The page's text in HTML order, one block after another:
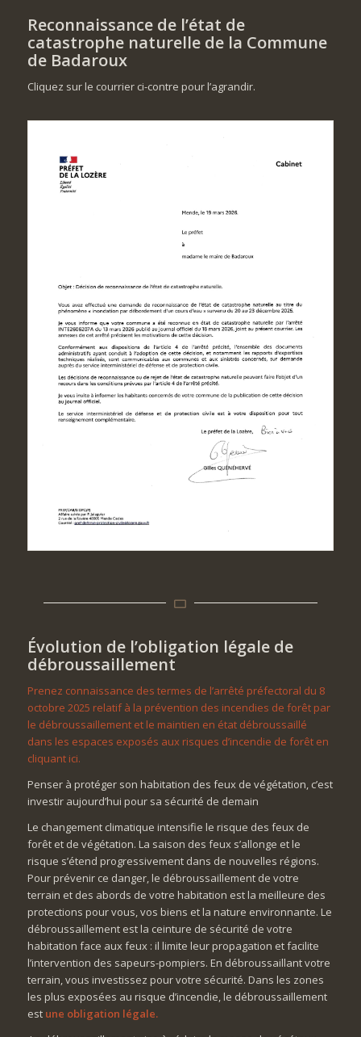
Reconnaissance de l’état de
catastrophe naturelle de la Commune
de Badaroux
Cliquez sur le courrier ci-contre pour l’agrandir.
Évolution de l’obligation légale de
débroussaillement
Prenez connaissance des termes de l’arrêté préfectoral du 8
octobre 2025 relatif à la prévention des incendies de forêt par
le débroussaillement et le maintien en état débroussaillé
dans les espaces exposés aux risques d’incendie de forêt en
cliquant ici.
Penser à protéger son habitation des feux de végétation, c’est
investir aujourd’hui pour sa sécurité de demain
Le changement climatique intensifie le risque des feux de
forêt et de végétation. La saison des feux s’allonge et le
risque s’étend progressivement dans de nouvelles régions.
Pour prévenir ce danger, le débroussaillement de votre
terrain et des abords de votre habitation est la meilleure des
protections pour vous, vos biens et la nature environnante. Le
débroussaillement est la ceinture de sécurité de votre
habitation face aux feux : il limite leur propagation et facilite
l’intervention des sapeurs-pompiers. En débroussaillant votre
terrain, vous investissez pour votre sécurité. Dans les zones
les plus exposées au risque d’incendie, le débroussaillement
est une obligation légale.